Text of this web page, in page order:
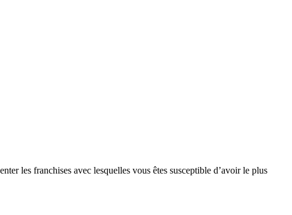
les franchises avec lesquelles vous êtes susceptible d’avoir le plus